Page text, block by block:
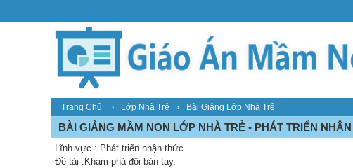
Trang Chủ › Lớp Nhà Trẻ › Bài Giảng Lớp Nhà Trẻ
BÀI GIẢNG MẦM NON LỚP NHÀ TRẺ - PHÁT TRIỂN
Lĩnh vực : Phát triển nhận thức
Đề tài :Khám phá đôi bàn tay.